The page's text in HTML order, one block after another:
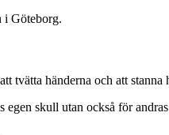
i Göteborg.
tvätta händerna och att stanna
skull utan också för